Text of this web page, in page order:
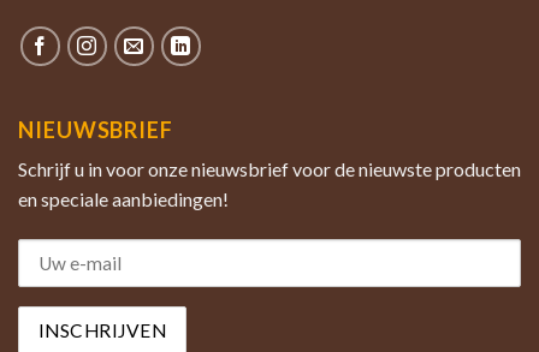
NIEUWSBRIEF
Schrijf u in voor onze nieuwsbrief voor de nieuwste producten
en speciale aanbiedingen!